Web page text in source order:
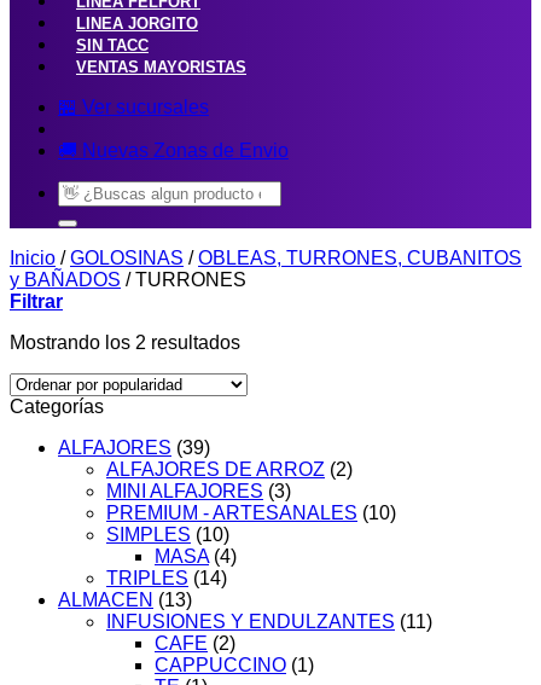
LINEA JORGITO
SIN TACC
VENTAS MAYORISTAS
🏪 Ver sucursales
🚚 Nuevas Zonas de Envio
Buscar
por:
Inicio / GOLOSINAS / OBLEAS, TURRONES, CUBANITOS
y BAÑADOS /TURRONES
Filtrar
Mostrando los 2 resultadosOrdenado
popularidad
Categorías
ALFAJORES (39)
ALFAJORES DE ARROZ (2)
MINI ALFAJORES (3)
PREMIUM - ARTESANALES (10)
SIMPLES (10)
MASA (4)
TRIPLES (14)
ALMACEN (13)
INFUSIONES Y ENDULZANTES (11)
CAFE (2)
CAPPUCCINO (1)